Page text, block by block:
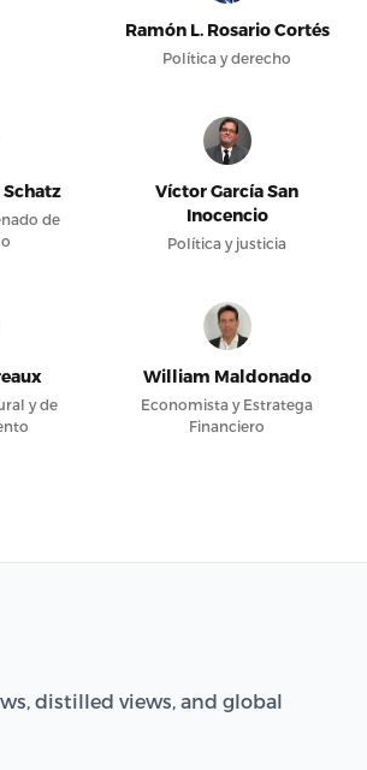
Ramón L. Rosario Cortés
Política y derecho
Schatz
de
Víctor García San
Inocencio
Política y justicia
y de
William Maldonado
Economista y Estratega
Financiero
distilled views, and global